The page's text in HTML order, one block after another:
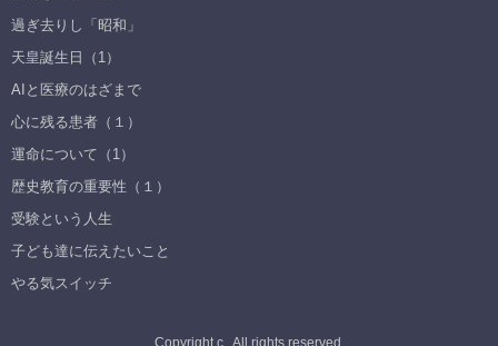
過ぎ去りし「昭和」
天皇誕生日（1）
AIと医療のはざまで
心に残る患者（１）
運命について（1）
歴史教育の重要性（１）
受験という人生
子ども達に伝えたいこと
やる気スイッチ
Copyright c , All rights reserved.